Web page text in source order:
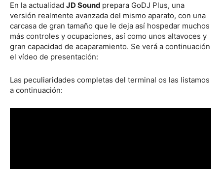
En la actualidad JD Sound prepara GoDJ Plus, una
versión realmente avanzada del mismo aparato, con una
carcasa de gran tamaño que le deja así hospedar muchos
más controles y ocupaciones, así como unos altavoces y
gran capacidad de acaparamiento. Se verá a continuación
el vídeo de presentación:
Las peculiaridades completas del terminal os las listamos
a continuación: